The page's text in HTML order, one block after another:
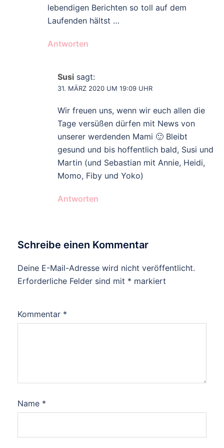
lebendigen Berichten so toll auf dem
Laufenden hältst …
Antworten
Susi sagt:
31. MÄRZ 2020 UM 19:09 UHR
Wir freuen uns, wenn wir euch allen die
Tage versüßen dürfen mit News von
unserer werdenden Mami 🙂 Bleibt
gesund und bis hoffentlich bald, Susi und
Martin (und Sebastian mit Annie, Heidi,
Momo, Fiby und Yoko)
Antworten
Schreibe einen Kommentar
Deine E-Mail-Adresse wird nicht veröffentlicht.
Erforderliche Felder sind mit * markiert
Kommentar *
Name *